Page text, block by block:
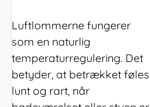
Luftlommerne fungerer
som en naturlig
temperaturregulering. Det
betyder, at betrækket føles
lunt og rart, når